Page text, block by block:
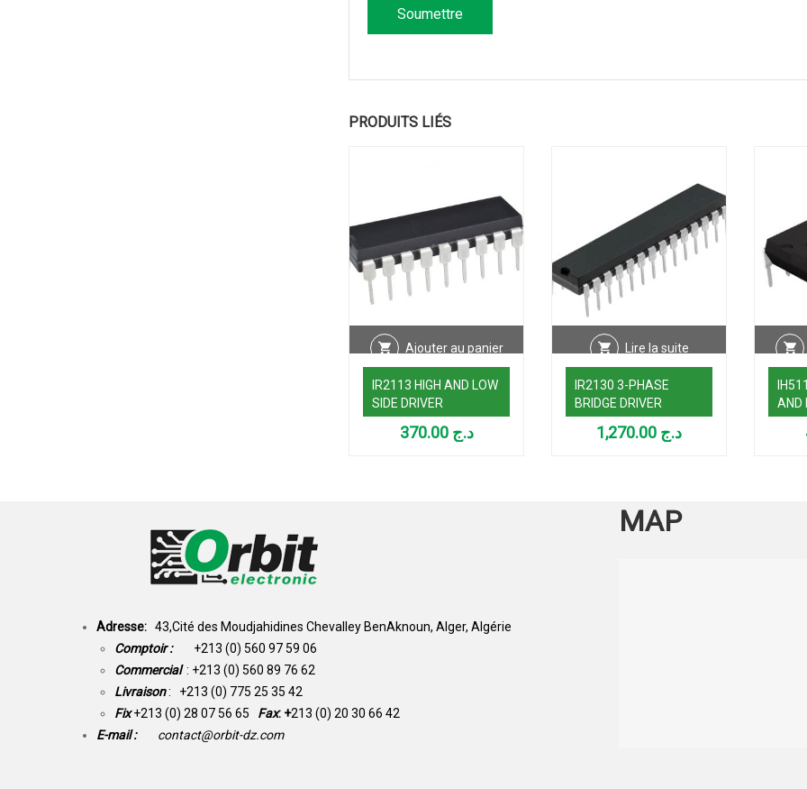
PRODUITS LIÉS
Ajouter au panier
IR2113 HIGH AND LOW
SIDE DRIVER
د.ج 370.00
Lire la suite
IR2130 3-PHASE
BRIDGE DRIVER
د.ج
AND
Adresse: 43,Cité des Moudjahidines Chevalley BenAknoun, Alger, Algérie
Comptoir : +213 (0) 560 97 59 06
Commercial : +213 (0) 560 89 76 62
Livraison: +213 (0) 775 25 35 42
Fix +213 (0) 28 07 56 65 Fax: +213 (0) 20 30 66 42
E-mail :
contact@orbit-dz.com
MAP